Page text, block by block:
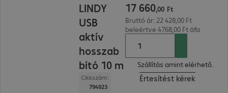
LINDY
USB
aktív
hosszab
bító 10 m
Cikkszám:
794923
17 660,00 Ft
Bruttó ár: 22 428,00 Ft
beleértve 4768,00 Ft áfa
Szállítás amint elérhető.
Értesítést kérek